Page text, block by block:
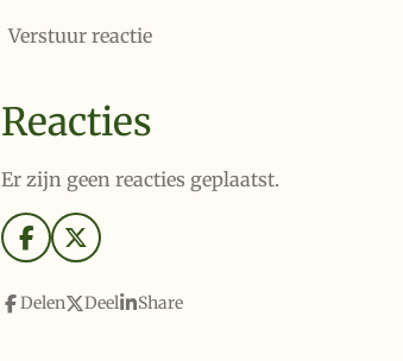
Verstuur reactie
Reacties
Er zijn geen reacties geplaatst.
F
a
c
e
X
Delen Deel Share